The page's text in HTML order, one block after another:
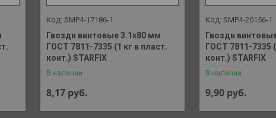
SMP4-17186-1
Гвозди винтовые 3.1х80 мм
ГОСТ 7811-7335 (1 кг в пласт.
конт.) STARFIX
В наличии
8,17 руб.
SMP4-20156-1
Гвозди
ГОСТ 7811-7335
конт.) STARFIX
В наличии
9,90 руб.